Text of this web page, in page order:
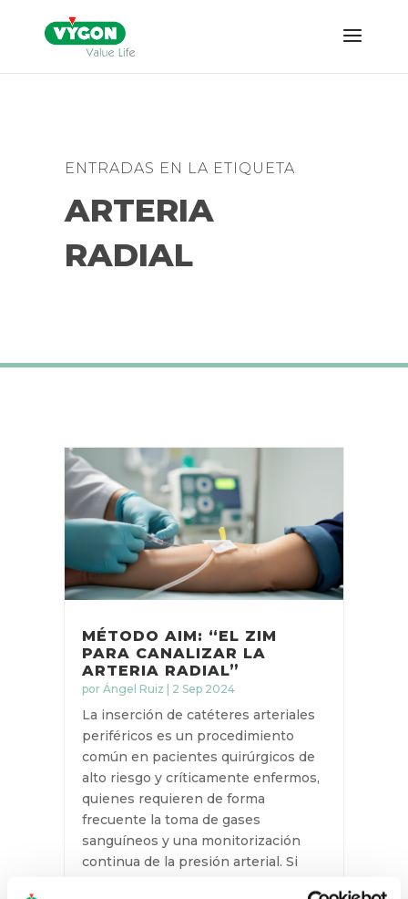
ENTRADAS EN LA ETIQUETA
ARTERIA
RADIAL
MÉTODO AIM: “EL ZIM
PARA CANALIZAR LA
ARTERIA RADIAL”
por Ángel Ruiz 2 Sep 2024
La inserción de catéteres arteriales
periféricos es un procedimiento
común en pacientes quirúrgicos de
alto riesgo y críticamente enfermos,
quienes requieren de forma
frecuente la toma de gases
sanguíneos y una monitorización
continua de la presión arterial. Si